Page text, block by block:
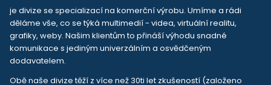
je divize se specializací na komerční výrobu. Umíme a rádi
děláme vše, co se týká multimedií - videa, virtuální realitu,
grafiky, weby. Našim klientům to přináší výhodu snadné
komunikace s jediným univerzálním a osvědčeným
dodavatelem.
Obě naše divize těží z více než 30ti let zkušeností (založeno